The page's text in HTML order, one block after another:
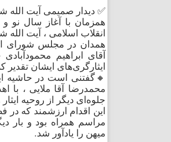
✅ دیدار صمیمی آیت الله شعبانی با
همزمان با آغاز سال نو
انقلاب اسلامی ، آیت
همدان در مجلس شورای
ایثارگری‌های ایشان تقدیر
🔸گفتنی است در حاشیه
محمدرضا آقا ملایی ، با
جلوه‌ای دیگر از روحیه
این اقدام ارزشمند که در
مراسم همراه بود و بار
میهن را یادآور شد.